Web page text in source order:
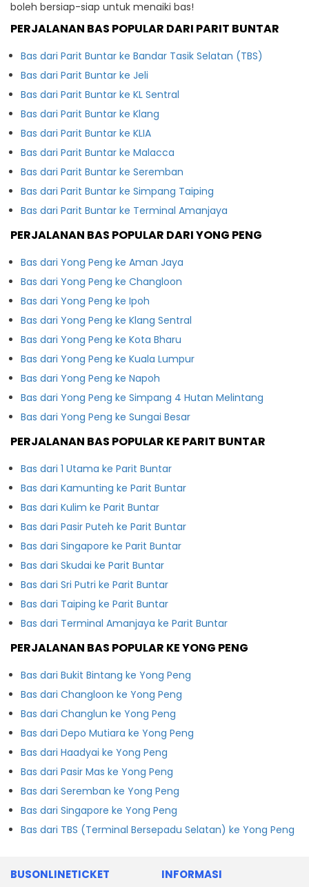
boleh bersiap-siap untuk menaiki bas!
PERJALANAN BAS POPULAR DARI PARIT BUNTAR
Bas dari Parit Buntar ke Bandar Tasik Selatan (TBS)
Bas dari Parit Buntar ke Jeli
Bas dari Parit Buntar ke KL Sentral
Bas dari Parit Buntar ke Klang
Bas dari Parit Buntar ke KLIA
Bas dari Parit Buntar ke Malacca
Bas dari Parit Buntar ke Seremban
Bas dari Parit Buntar ke Simpang Taiping
Bas dari Parit Buntar ke Terminal Amanjaya
PERJALANAN BAS POPULAR DARI YONG PENG
Bas dari Yong Peng ke Aman Jaya
Bas dari Yong Peng ke Changloon
Bas dari Yong Peng ke Ipoh
Bas dari Yong Peng ke Klang Sentral
Bas dari Yong Peng ke Kota Bharu
Bas dari Yong Peng ke Kuala Lumpur
Bas dari Yong Peng ke Napoh
Bas dari Yong Peng ke Simpang 4 Hutan Melintang
Bas dari Yong Peng ke Sungai Besar
PERJALANAN BAS POPULAR KE PARIT BUNTAR
Bas dari 1 Utama ke Parit Buntar
Bas dari Kamunting ke Parit Buntar
Bas dari Kulim ke Parit Buntar
Bas dari Pasir Puteh ke Parit Buntar
Bas dari Singapore ke Parit Buntar
Bas dari Skudai ke Parit Buntar
Bas dari Sri Putri ke Parit Buntar
Bas dari Taiping ke Parit Buntar
Bas dari Terminal Amanjaya ke Parit Buntar
PERJALANAN BAS POPULAR KE YONG PENG
Bas dari Bukit Bintang ke Yong Peng
Bas dari Changloon ke Yong Peng
Bas dari Changlun ke Yong Peng
Bas dari Depo Mutiara ke Yong Peng
Bas dari Haadyai ke Yong Peng
Bas dari Pasir Mas ke Yong Peng
Bas dari Seremban ke Yong Peng
Bas dari Singapore ke Yong Peng
Bas dari TBS (Terminal Bersepadu Selatan) ke Yong Peng
BUSONLINETICKET INFORMASI